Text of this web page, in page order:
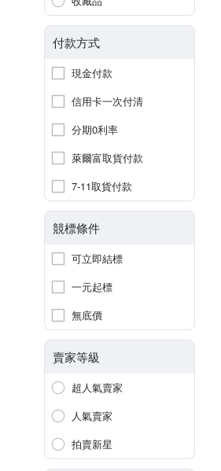
付款方式
現金付款
信用卡一次付清
分期0利率
萊爾富取貨付款
7-11取貨付款
競標條件
可立即結標
一元起標
無底價
賣家等級
超人氣賣家
人氣賣家
拍賣新星